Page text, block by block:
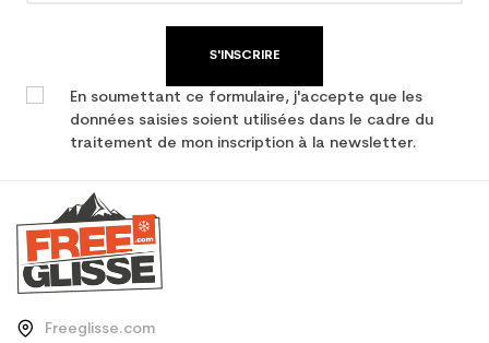
S'INSCRIRE
En soumettant ce formulaire, j'accepte que les
données saisies soient utilisées dans le cadre du
traitement de mon inscription à la newsletter.
Freeglisse.com